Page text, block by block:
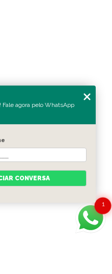
1
Fale agora pelo WhatsApp
CONVERSA